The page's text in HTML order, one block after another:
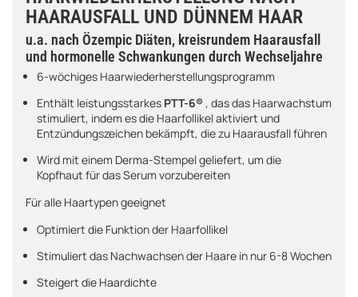
HAARAUSFALL UND DÜNNEM HAAR
u.a. nach Özempic Diäten, kreisrundem Haarausfall
und hormonelle Schwankungen durch Wechseljahre
6-wöchiges Haarwiederherstellungsprogramm
Enthält leistungsstarkes PTT-6® , das das Haarwachstum
stimuliert, indem es die Haarfollikel aktiviert und
Entzündungszeichen bekämpft, die zu Haarausfall führen
Wird mit einem Derma-Stempel geliefert, um die
Kopfhaut für das Serum vorzubereiten
Für alle Haartypen geeignet
Optimiert die Funktion der Haarfollikel
Stimuliert das Nachwachsen der Haare in nur 6-8 Wochen
Steigert die Haardichte